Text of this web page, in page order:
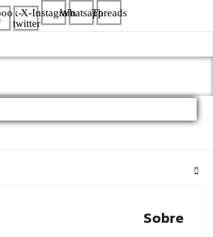
X-
twitter
InstagramWhatsappThreads
Sobre